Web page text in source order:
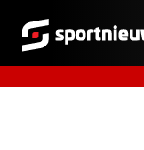
Sportnieuws.nl